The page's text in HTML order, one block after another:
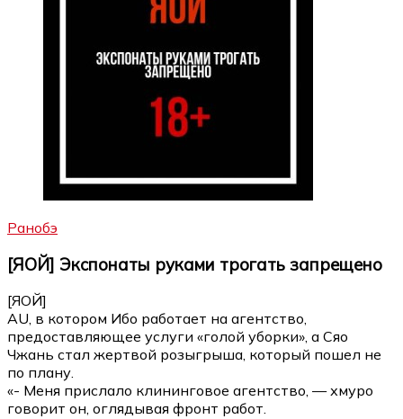
Ранобэ
[ЯОЙ] Экспонаты руками трогать запрещено
[ЯОЙ]
AU, в котором Ибо работает на агентство,
предоставляющее услуги «голой уборки», а Сяо
Чжань стал жертвой розыгрыша, который пошел не
по плану.
«- Меня прислало клининговое агентство, — хмуро
говорит он, оглядывая фронт работ.